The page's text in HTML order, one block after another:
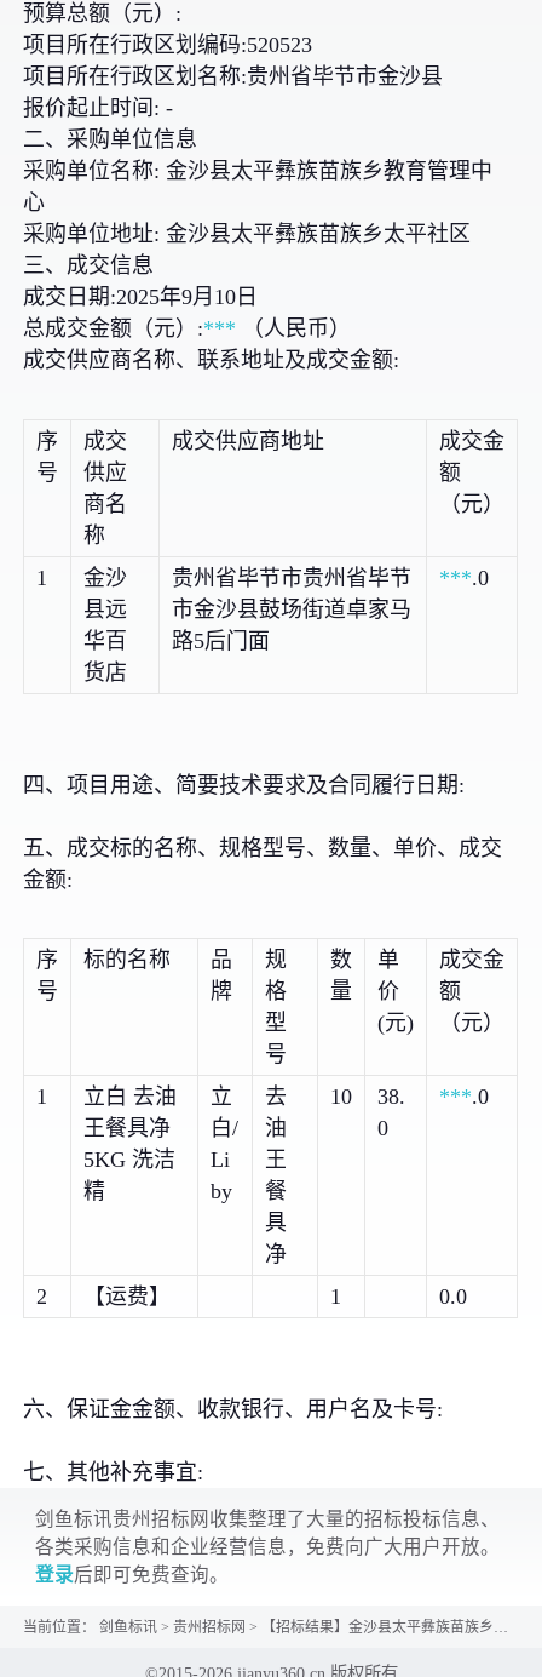
预算总额（元）:
项目所在行政区划编码:520523
项目所在行政区划名称:贵州省毕节市金沙县
报价起止时间: -
二、采购单位信息
采购单位名称: 金沙县太平彝族苗族乡教育管理中
心
采购单位地址: 金沙县太平彝族苗族乡太平社区
三、成交信息
成交日期:2025年9月10日
总成交金额（元）:*** （人民币）
成交供应商名称、联系地址及成交金额:
序
号
成交
供应
商名
称
成交供应商地址
成交金
额
（元）
1
金沙
县远
华百
货店
贵州省毕节市贵州省毕节
市金沙县鼓场街道卓家马
路5后门面
***.0
四、项目用途、简要技术要求及合同履行日期:
五、成交标的名称、规格型号、数量、单价、成交
金额:
序
号
标的名称
品
牌
规
格
型
号
数
量
单
价
(元)
成交金
额
（元）
1
立白 去油
王餐具净
5KG 洗洁
精
立
白/
Li
by
去
油
王
餐
具
净
10
38.
0
***.0
2 【运费】 1 0.0
六、保证金金额、收款银行、用户名及卡号:
七、其他补充事宜:
剑鱼标讯贵州招标网收集整理了大量的招标投标信息、
各类采购信息和企业经营信息，免费向广大用户开放。
登录后即可免费查询。
当前位置： 剑鱼标讯 > 贵州招标网 > 【招标结果】金沙县太平彝族苗族乡教育管理中心关于洗洁精的网上超市采购项目成交公告